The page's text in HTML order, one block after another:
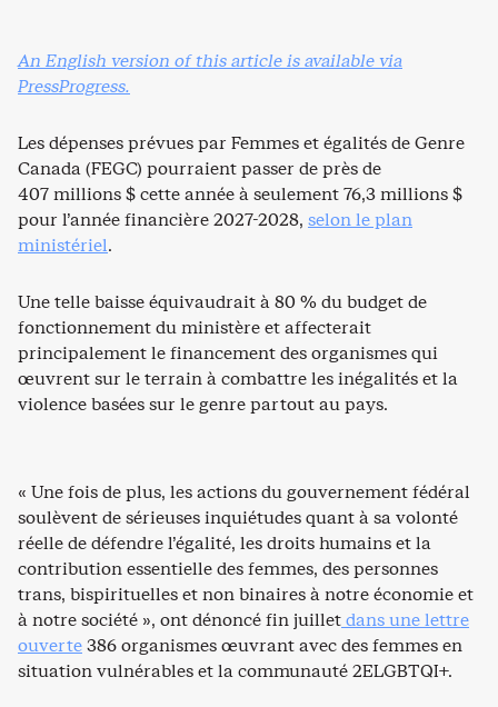
An English version of this article is available via
PressProgress.
Les dépenses prévues par Femmes et égalités de Genre
Canada (FEGC) pourraient passer de près de
407 millions $ cette année à seulement 76,3 millions $
pour l’année financière 2027-2028, selon le plan
ministériel.
Une telle baisse équivaudrait à 80 % du budget de
fonctionnement du ministère et affecterait
principalement le financement des organismes qui
œuvrent sur le terrain à combattre les inégalités et la
violence basées sur le genre partout au pays.
« Une fois de plus, les actions du gouvernement fédéral
soulèvent de sérieuses inquiétudes quant à sa volonté
réelle de défendre l’égalité, les droits humains et la
contribution essentielle des femmes, des personnes
trans, bispirituelles et non binaires à notre économie et
à notre société », ont dénoncé fin juilletdans une lettre
ouverte386 organismes œuvrant avec des femmes en
situation vulnérables et la communauté 2ELGBTQI+.